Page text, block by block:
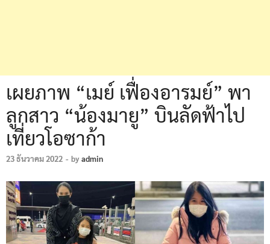
เผยภาพ “เมย์ เฟื่องอารมย์” พา
ลูกสาว “น้องมายู” บินลัดฟ้าไป
เที่ยวโอซาก้า
23 ธันวาคม 2022 - byadmin